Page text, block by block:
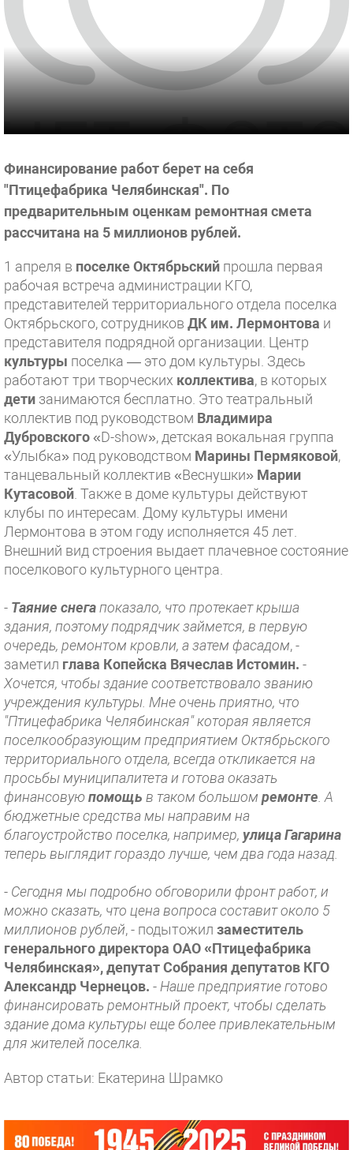
Финансирование работ берет на себя
"Птицефабрика Челябинская". По
предварительным оценкам ремонтная смета
рассчитана на 5 миллионов рублей.
1 апреля в поселке Октябрьский прошла первая
рабочая встреча администрации КГО,
представителей территориального отдела поселка
Октябрьского, сотрудников ДК им. Лермонтова и
представителя подрядной организации. Центр
культуры поселка — это дом культуры. Здесь
работают три творческих коллектива, в которых
дети занимаются бесплатно. Это театральный
коллектив под руководством Владимира
Дубровского«D-show», детская вокальная группа
«Улыбка» под руководством Марины Пермяковой,
танцевальный коллектив «Веснушки» Марии
Кутасовой . Также в доме культуры действуют
клубы по интересам. Дому культуры имени
Лермонтова в этом году исполняется 45 лет.
Внешний вид строения выдает плачевное состояние
поселкового культурного центра.
- Таяние снегапоказало, что протекает крыша
здания, поэтому подрядчик займется, в первую
очередь, ремонтом кровли, а затем фасадом, -
заметил глава Копейска Вячеслав Истомин. -
Хочется, чтобы здание соответствовало званию
учреждения культуры. Мне очень приятно, что
"Птицефабрика Челябинская" которая является
поселкообразующим предприятием Октябрьского
территориального отдела, всегда откликается на
просьбы муниципалитета и готова оказать
финансовуюпомощь в таком большом ремонте . А
бюджетные средства мы направим на
благоустройство поселка, например, улица Гагарина
теперь выглядит гораздо лучше, чем два года назад.
- Сегодня мы подробно обговорили фронт работ, и
можно сказать, что цена вопроса составит около 5
миллионов рублей, - подытожил заместитель
генерального директора ОАО «Птицефабрика
Челябинская», депутат Собрания депутатов КГО
Александр Чернецов. - Наше предприятие готово
финансировать ремонтный проект, чтобы сделать
здание дома культуры еще более привлекательным
для жителей поселка.
Автор статьи: Екатерина Шрамко